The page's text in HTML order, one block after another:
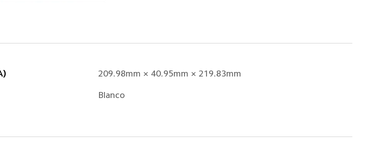
209.98mm × 40.95mm × 219.83mm
Blanco